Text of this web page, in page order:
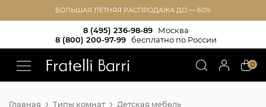
БОЛЬШАЯ ЛЕТНЯЯ РАСПРОДАЖА ДО — 60%
8 (495) 236-98-89
Москва
8 (800) 200-97-99
бесплатно по России
0
Главная Типы комнат Детская мебель